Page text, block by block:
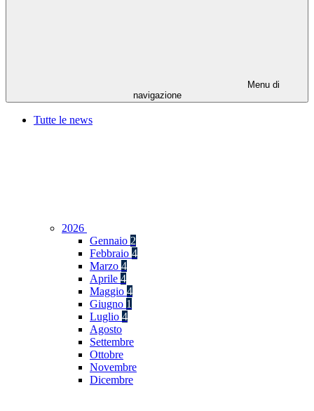
Menu di
navigazione
Tutte le news
2026
Gennaio 2
Febbraio 4
Marzo 4
Aprile 4
Maggio 4
Giugno 1
Luglio 4
Agosto
Settembre
Ottobre
Novembre
Dicembre